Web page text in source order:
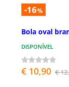
-16%
Bola oval
DISPONÍVEL
€ 10,90 €